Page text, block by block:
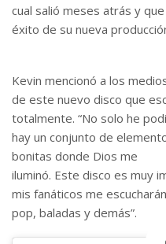
cual salió meses atrás y
éxito de su nueva
Kevin mencionó a los
de este nuevo disco que
totalmente. “No solo he
hay un conjunto de
bonitas donde Dios me
iluminó. Este disco es muy
mis fanáticos me
pop, baladas y demás”.